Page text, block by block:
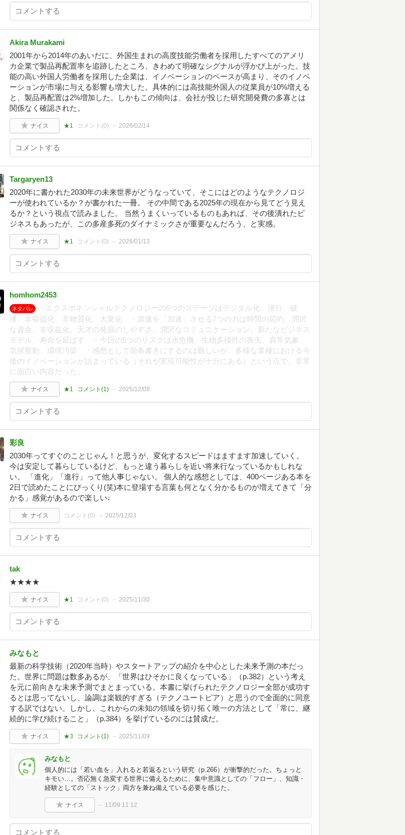
Akira Murakami
2001年から2014年のあいだに、外国生まれの高度技能労働者を採用したすべてのアメリ
カ企業で製品再配置率を追跡したところ、きわめて明確なシグナルが浮かび上がった。技
能の高い外国人労働者を採用した企業は、イノベーションのペースが高まり、そのイノベ
ーションが市場に与える影響も増大した。具体的には高技能外国人の従業員が10%増える
と、製品再配置は2%増加した。しかもこの傾向は、会社が投じた研究開発費の多寡とは
関係なく確認された。
ナイス ★1 コメント(0) 2026/02/14
Targaryen13
2020年に書かれた2030年の未来世界がどうなっていて、そこにはどのようなテクノロジ
ーが使われているか？が書かれた一冊。 その中間である2025年の現在から見てどう見え
るか？という視点で読みました。 当然うまくいっているものもあれば、その後潰れたビ
ジネスもあったが、この多産多死のダイナミックさが重要なんだろう、と実感。
ナイス ★1 コメント(0) 2026/01/13
homhom2453
ネタバレ
・エクスポネンシャルテクノロジーの6つのステージはデジタル化、潜行、破
壊、非収益化、非物質化、大衆化 ・加速を「加速」させる7つの力は時間の節約、潤沢
な資金、非収益化、天才の発掘のしやすさ、潤沢なコミュニケーション、新たなビジネス
モデル、寿命を延ばす ・今日の5つのリスクは水危機、生物多様性の喪失、異常気象、
気候変動、環境汚染 ・感想として箇条書きにするのは難しいが、多様な業種における今
後のイノベーションが詰まっている（それが実現可能性が十分にある）という点で、非常
に面白い内容だった。
ナイス ★1 コメント(1) 2025/12/08
彩良
2030年ってすぐのことじゃん！と思うが、変化するスピードはますます加速していく。
今は安定して暮らしているけど、もっと違う暮らしを近い将来行なっているかもしれな
い。 「進化」「進行」って他人事じゃない。 個人的な感想としては、400ページある本を
2日で読めたことにびっくり(笑)本に登場する言葉も何となく分かるものが増えてきて「分
かる」感覚があるので楽しい♩
ナイス コメント(0) 2025/12/03
tak
★★★★
ナイス ★1 コメント(0) 2025/11/30
みなもと
最新の科学技術（2020年当時）やスタートアップの紹介を中心とした未来予測の本だっ
た。世界に問題は数多あるが、「世界はひそかに良くなっている」（p.382）という考え
を元に前向きな未来予測でまとまっている。本書に挙げられたテクノロジー全部が成功す
るとは思ってないし、論調は楽観的すぎる（テクノユートピア）と思うので全面的に同意
する訳ではない。しかし、これからの未知の領域を切り拓く唯一の方法として「常に、継
続的に学び続けること」（p.384）を挙げているのには賛成だ。
ナイス ★3 コメント(1) 2025/11/09
みなもと
個人的には「若い血を」入れると若返るという研究（p.266）が衝撃的だった。ちょっと
キモい…。否応無く急変する世界に備えるために、集中意識としての「フロー」、知識・
経験としての「ストック」両方を兼ね備えている必要を感じた。
ナイス 11/09 11:12